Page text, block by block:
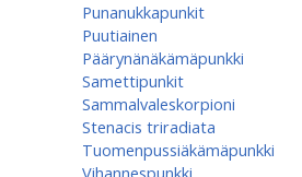
Punanukkapunkit
Puutiainen
Päärynänäkämäpunkki
Samettipunkit
Sammalvaleskorpioni
Stenacis triradiata
Tuomenpussiäkämä­punkki
Vihannespunkki